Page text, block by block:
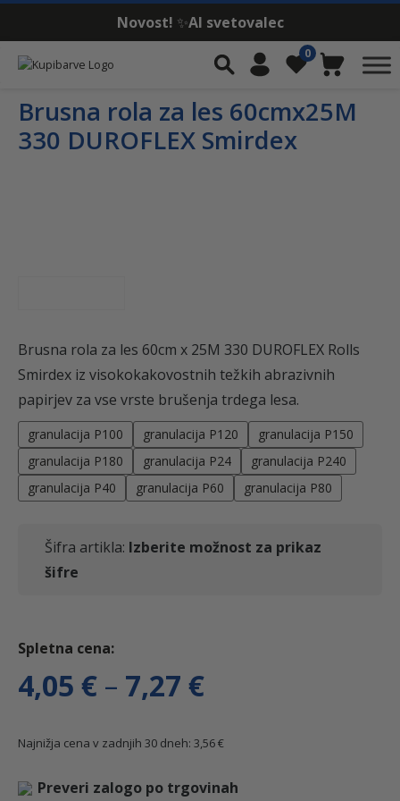
Novost! ✨AI svetovalec
Skip to content
IskalnikMoj račun
Seznam želja
0
Košarica
Brusna rola za les 60cmx25M
330 DUROFLEX Smirdex
Brusna rola za les 60cm x 25M 330 DUROFLEX Rolls
Smirdex iz visokokakovostnih težkih abrazivnih
papirjev za vse vrste brušenja trdega lesa.
granulacija P100 granulacija P120
granulacija P150
granulacija P180
granulacija P24
granulacija P240
granulacija P40
granulacija P60 granulacija P80
Šifra artikla: Izberite možnost za prikaz
šifre
4,05 € – 7,27 €C
e
n
Najnižja cena v zadnjih 30 dneh: 3,56€
Preveri zalogo po trgovinah